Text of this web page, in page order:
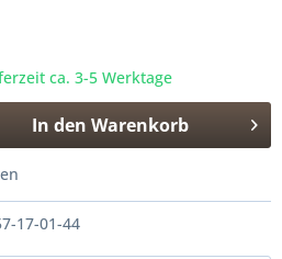
ca. 3-5 Werktage
In den Warenkorb
17-01-44